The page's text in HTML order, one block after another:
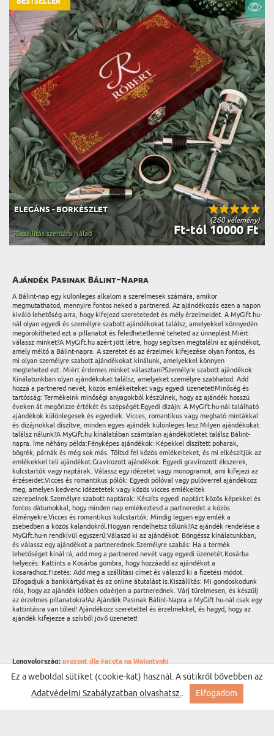
(260 vélemény)
ELEGÁNS - BORKÉSZLET
Ft-tól 10000 Ft
Kiszállítás szerdára Nálad
Ajándék Pasinak Bálint-Napra
A Bálint-nap egy különleges alkalom a szerelmesek számára, amikor
megmutathatod, mennyire fontos neked a partnered. Az ajándékozás ezen a napon
kiváló lehetőség arra, hogy kifejezd szeretetedet és mély érzelmeidet. A MyGift.hu-
nál olyan egyedi és személyre szabott ajándékokat találsz, amelyekkel könnyedén
megörökítheted ezt a pillanatot és feledhetetlenné teheted az ünneplést.Miért
válassz minket?A MyGift.hu azért jött létre, hogy segítsen megtalálni az ajándékot,
amely méltó a Bálint-napra. A szeretet és az érzelmek kifejezése olyan fontos, és
mi olyan személyre szabott ajándékokat kínálunk, amelyekkel könnyen
megteheted ezt. Miért érdemes minket választani?Személyre szabott ajándékok:
Kínálatunkban olyan ajándékokat találsz, amelyeket személyre szabhatod. Add
hozzá a partnered nevét, közös emlékeiteket vagy egyedi üzenetet!Minőség és
tartósság: Termékeink minőségi anyagokból készülnek, hogy az ajándék hosszú
éveken át megőrizze értékét és szépségét.Egyedi dizájn: A MyGift.hu-nál található
ajándékok különlegesek és egyediek. Vicces, romantikus vagy megható mintákkal
és dizájnokkal díszítve, minden egyes ajándék különleges lesz.Milyen ajándékokat
találsz nálunk?A MyGift.hu kínálatában számtalan ajándékötletet találsz Bálint-
napra. Íme néhány példa:Fényképes ajándékok: Képekkel díszített poharak,
bögrék, párnák és még sok más. Töltsd fel közös emlékeiteket, és mi elkészítjük az
emlékekkel teli ajándékot.Gravírozott ajándékok: Egyedi gravírozott ékszerek,
kulcstartók vagy naptárak. Válassz egy idézetet vagy monogramot, ami kifejezi az
érzéseidet.Vicces és romantikus pólók: Egyedi pólóval vagy pulóverrel ajándékozz
meg, amelyen kedvenc idézetetek vagy közös vicces emlékeitek
szerepelnek.Személyre szabott naptárak: Készíts egyedi naptárt közös képekkel és
fontos dátumokkal, hogy minden nap emlékeztesd a partneredet a közös
élményekre.Vicces és romantikus kulcstartók: Mindig legyen egy emlék a
zsebedben a közös kalandokról.Hogyan rendelhetsz tőlünk?Az ajándék rendelése a
MyGift.hu-n rendkívül egyszerű:Válaszd ki az ajándékot: Böngéssz kínálatunkban,
és válassz egy ajándékot a partnerednek.Személyre szabás: Ha a termék
lehetőséget kínál rá, add meg a partnered nevét vagy egyedi üzenetét.Kosárba
helyezés: Kattints a Kosárba gombra, hogy hozzáadd az ajándékot a
kosaradhoz.Fizetés: Add meg a szállítási címet és válaszd ki a fizetési módot.
Elfogadjuk a bankkártyákat és az online átutalást is.Kiszállítás: Mi gondoskodunk
róla, hogy az ajándék időben odaérjen a partnerednek. Várj türelmesen, és készülj
az érzelmes pillanatokra!Az Ajándék Pasinak Bálint-Napra a MyGift.hu-nál csak egy
kattintásra van tőled! Ajándékozz szeretettel és érzelmekkel, és hagyd, hogy az
ajándék kifejezze a szívből jövő üzenetet!
Lengyelország:prezent dla Faceta na Walentynki
Németország: Geschenke zum Valentinstag für Männer
Cseh Köztársaság:Dárek k Valentýnu pro Muže
Szlovákia:Darček Pre Chlapa Na Valentína
Litvánia:Dovana Vaikinui Valentino dienai
Ez a weboldal sütiket (cookie-kat) használ. A sütikről bővebben az
Adatvédelmi Szabályzatban olvashatsz.. Elfogadom